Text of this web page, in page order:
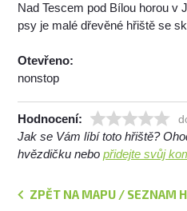
Nad Tescem pod Bílou horou v
psy je malé dřevěné hřiště se
Otevřeno:
nonstop
Hodnocení:
Jak se Vám líbí toto hřiště?
hvězdičku nebopřidejte svůj
ZPĚT NA MAPU / SEZNAM